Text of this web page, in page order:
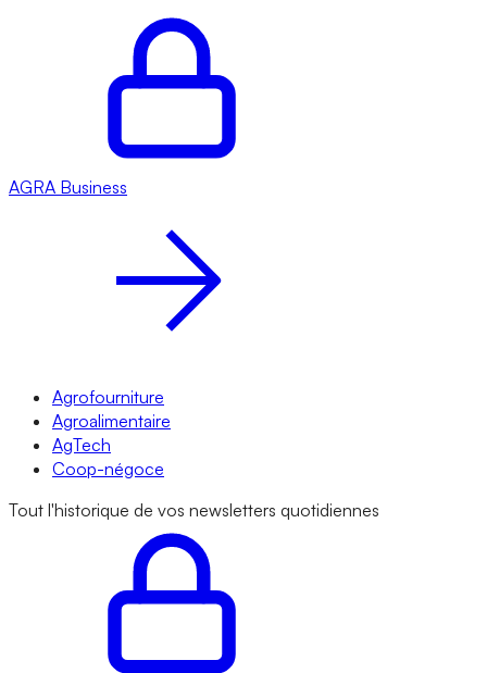
AGRA Business
Agrofourniture
Agroalimentaire
AgTech
Coop-négoce
Tout l'historique de vos newsletters quotidiennes